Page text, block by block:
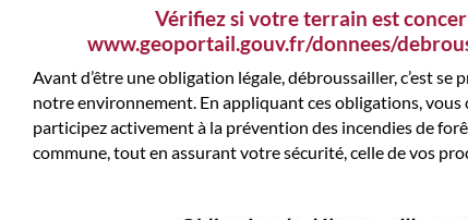
Vérifiez si votre terrain est
www.geoportail.gouv.fr/donnees/
Avant d’être une obligation légale, débroussailler, c’est se
notre environnement. En appliquant ces obligations,
participez activement à la prévention des incendies de
commune, tout en assurant votre sécurité, celle de vos